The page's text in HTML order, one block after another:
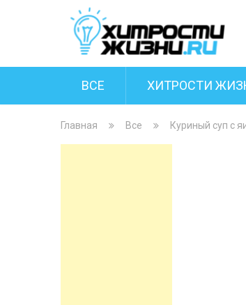
ВСЕ ХИТРОСТИ
Главная Все Куриный суп с